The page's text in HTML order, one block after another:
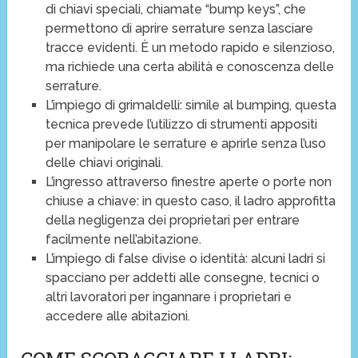
di chiavi speciali, chiamate “bump keys”, che
permettono di aprire serrature senza lasciare
tracce evidenti. È un metodo rapido e silenzioso,
ma richiede una certa abilità e conoscenza delle
serrature.
L’impiego di grimaldelli: simile al bumping, questa
tecnica prevede l’utilizzo di strumenti appositi
per manipolare le serrature e aprirle senza l’uso
delle chiavi originali.
L’ingresso attraverso finestre aperte o porte non
chiuse a chiave: in questo caso, il ladro approfitta
della negligenza dei proprietari per entrare
facilmente nell’abitazione.
L’impiego di false divise o identità: alcuni ladri si
spacciano per addetti alle consegne, tecnici o
altri lavoratori per ingannare i proprietari e
accedere alle abitazioni.